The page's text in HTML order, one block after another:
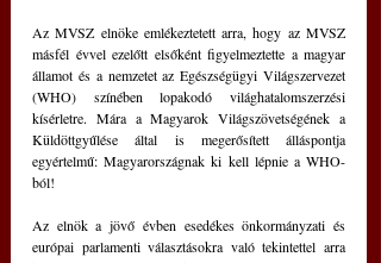
Az MVSZ elnöke emlékeztetett arra, hogy az MVSZ
másfél évvel ezelőtt elsőként figyelmeztette a magyar
államot és a nemzetet az Egészségügyi Világszervezet
(WHO) színében lopakodó világhatalomszerzési
kísérletre. Mára a Magyarok Világszövetségének a
Küldöttgyűlése által is megerősített álláspontja
egyértelmű: Magyarországnak ki kell lépnie a WHO-
ból!
Az elnök a jövő évben esedékes önkormányzati és
európai parlamenti választásokra való tekintettel arra